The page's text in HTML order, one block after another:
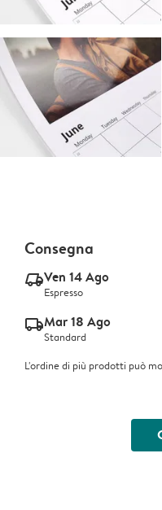
Consegna
delivery_express_v2Ven 14 Ago
Espresso
delivery_standard_v2Mar 18 Ago
Standard
L'ordine di più prodotti può